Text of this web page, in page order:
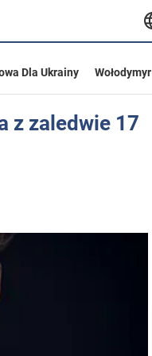
Dla Ukrainy
Wołodymyr
z zaledwie 17